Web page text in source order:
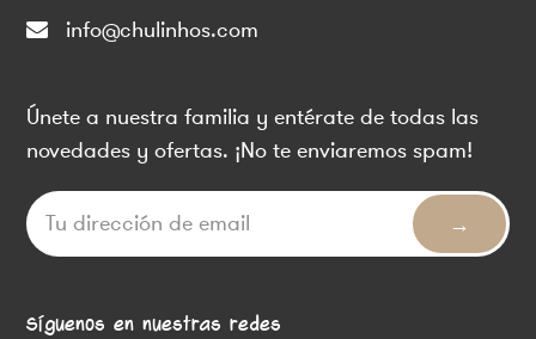
info@chulinhos.com
Únete a nuestra familia y entérate de todas las
novedades y ofertas. ¡No te enviaremos spam!
Síguenos en nuestras redes